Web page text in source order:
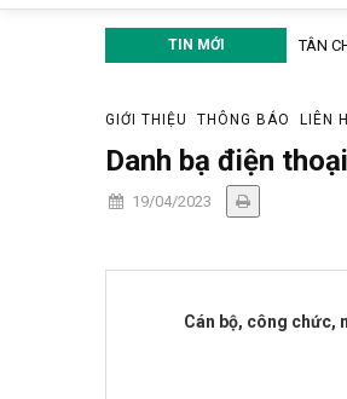
TIN MỚI
LẬP LẠI TRẬT TỰ XÂY DỰNG, HÀNH LANG
GIỚI THIỆU THÔNG BÁO LIÊN
Danh bạ điện
19/04/2023
Cán bộ, công chức,